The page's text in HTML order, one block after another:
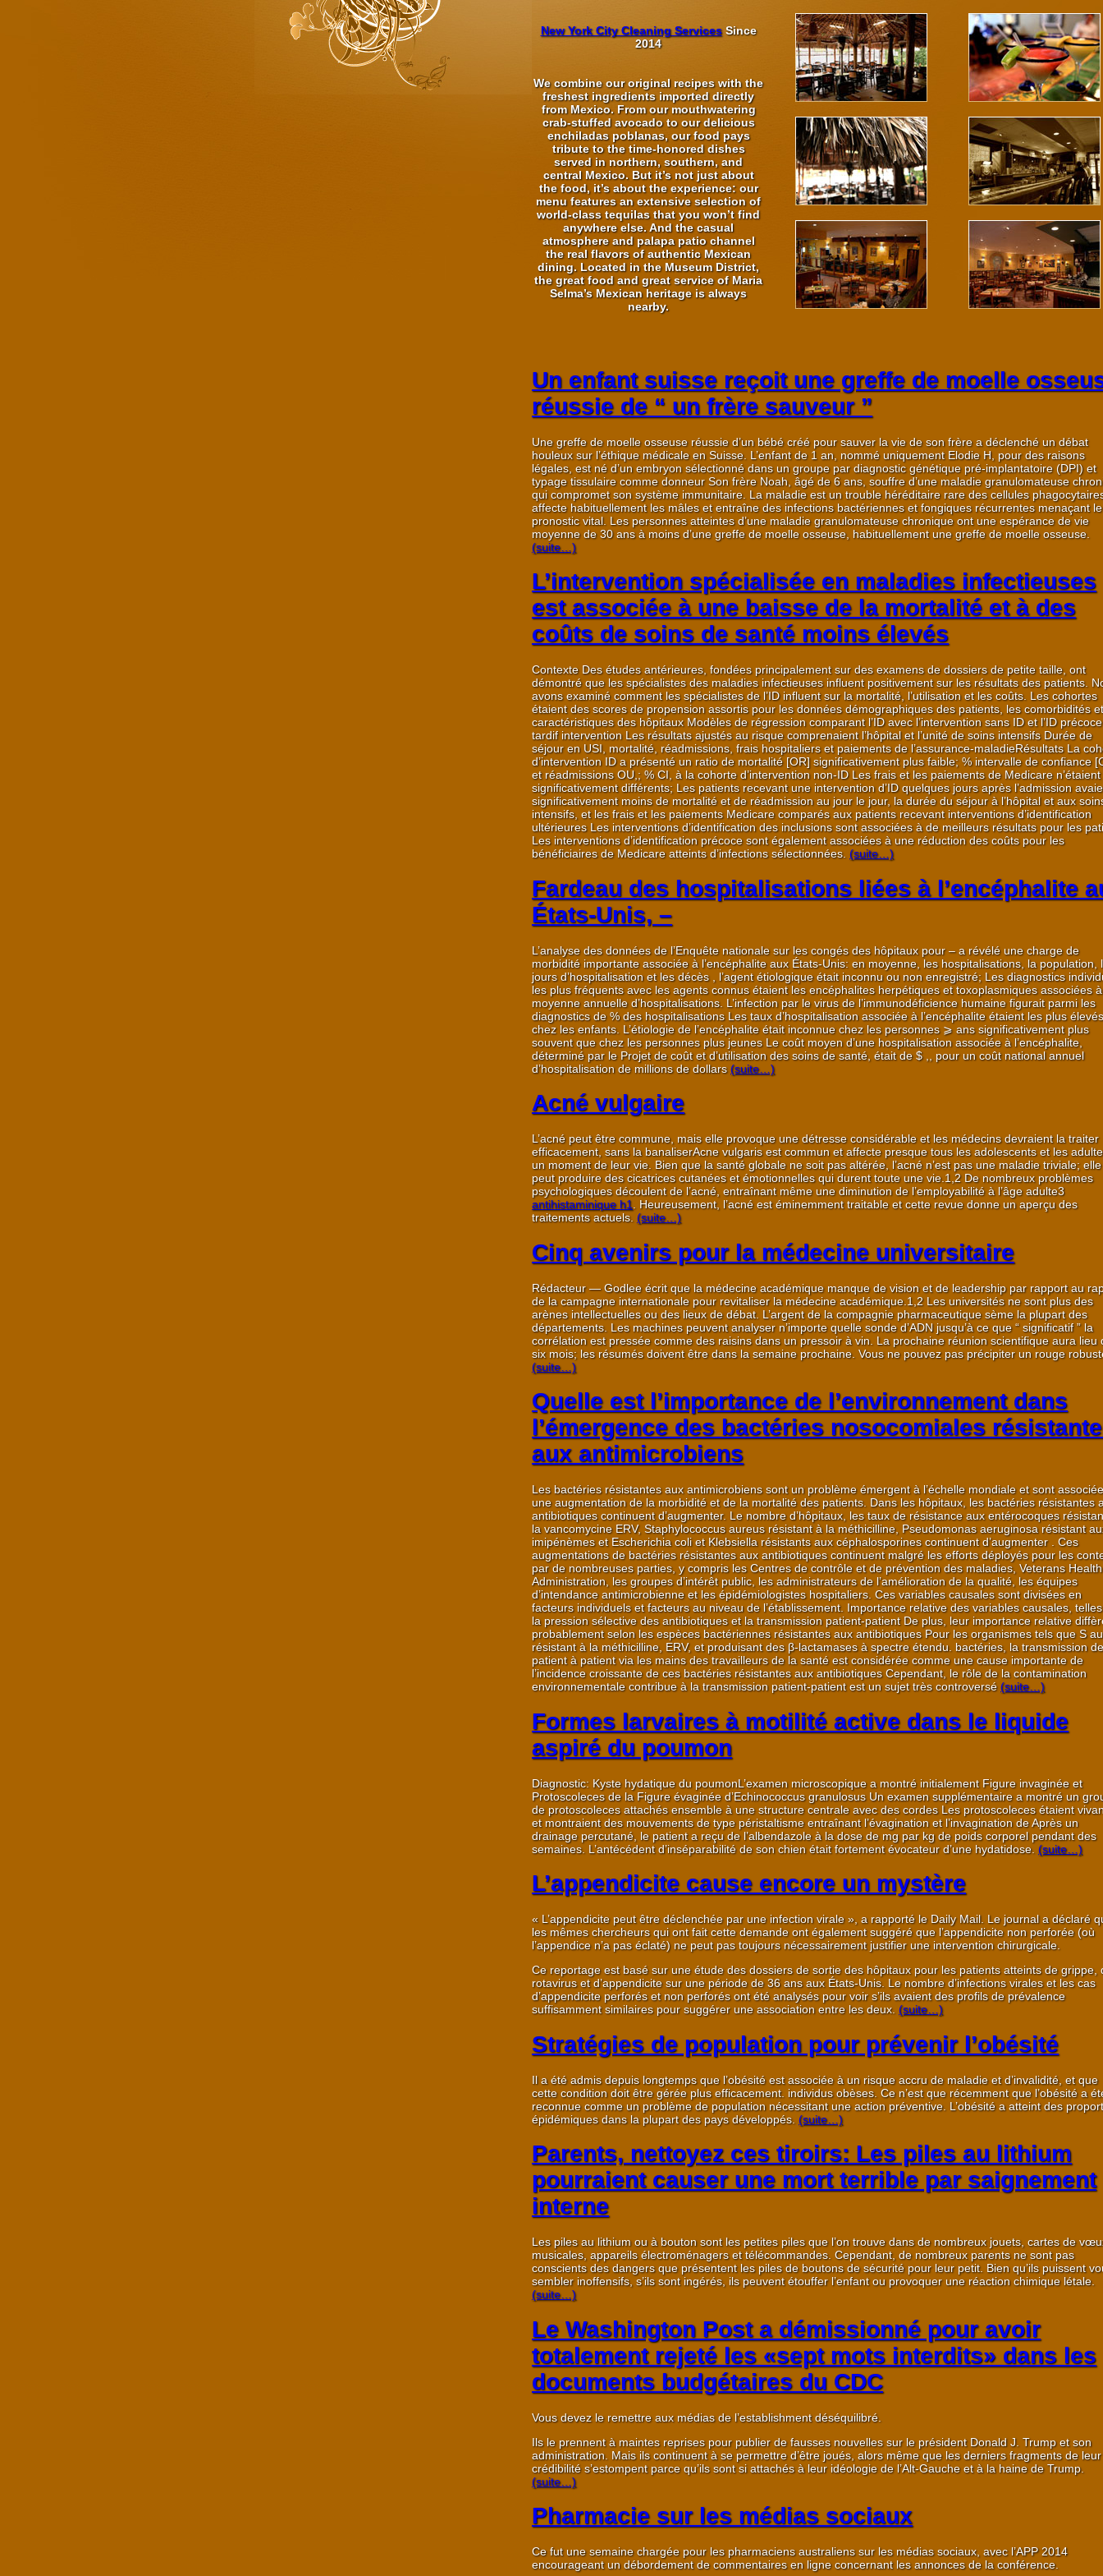
New York City Cleaning ServicesSince
2014
We combine our original recipes with the
freshest ingredients imported directly
from Mexico. From our mouthwatering
crab-stuffed avocado to our delicious
enchiladas poblanas, our food pays
tribute to the time-honored dishes
served in northern, southern, and
central Mexico. But it’s not just about
the food, it’s about the experience: our
menu features an extensive selection of
world-class tequilas that you won’t find
anywhere else. And the casual
atmosphere and palapa patio channel
the real flavors of authentic Mexican
dining. Located in the Museum District,
the great food and great service of Maria
Selma’s Mexican heritage is always
nearby.
Un enfant suisse reçoit une greffe de moelle
réussie de “ un frère sauveur ”
Une greffe de moelle osseuse réussie d’un bébé créé pour sauver la vie de son frère a déclenché un débat
houleux sur l’éthique médicale en Suisse. L’enfant de 1 an, nommé uniquement Elodie H, pour des raisons
légales, est né d’un embryon sélectionné dans un groupe par diagnostic génétique pré-implantatoire (DPI) et
typage tissulaire comme donneur Son frère Noah, âgé de 6 ans, souffre d’une maladie granulomateuse
qui compromet son système immunitaire. La maladie est un trouble héréditaire rare des cellules
affecte habituellement les mâles et entraîne des infections bactériennes et fongiques récurrentes menaçant le
pronostic vital. Les personnes atteintes d’une maladie granulomateuse chronique ont une espérance de vie
moyenne de 30 ans à moins d’une greffe de moelle osseuse, habituellement une greffe de moelle osseuse.
(suite…)
L’intervention spécialisée en maladies infectieuses
est associée à une baisse de la mortalité et à des
coûts de soins de santé moins élevés
Contexte Des études antérieures, fondées principalement sur des examens de dossiers de petite taille, ont
démontré que les spécialistes des maladies infectieuses influent positivement sur les résultats des patients.
avons examiné comment les spécialistes de l’ID influent sur la mortalité, l’utilisation et les coûts. Les cohortes
étaient des scores de propension assortis pour les données démographiques des patients, les comorbidités
caractéristiques des hôpitaux Modèles de régression comparant l’ID avec l’intervention sans ID et l’ID
tardif intervention Les résultats ajustés au risque comprenaient l’hôpital et l’unité de soins intensifs Durée de
séjour en USI, mortalité, réadmissions, frais hospitaliers et paiements de l’assurance-maladieRésultats La
d’intervention ID a présenté un ratio de mortalité [OR] significativement plus faible; % intervalle de confiance
et réadmissions OU,; % CI, à la cohorte d’intervention non-ID Les frais et les paiements de Medicare
significativement différents; Les patients recevant une intervention d’ID quelques jours après l’admission
significativement moins de mortalité et de réadmission au jour le jour, la durée du séjour à l’hôpital et aux
intensifs, et les frais et les paiements Medicare comparés aux patients recevant interventions d’identification
ultérieures Les interventions d’identification des inclusions sont associées à de meilleurs résultats pour les
Les interventions d’identification précoce sont également associées à une réduction des coûts pour les
bénéficiaires de Medicare atteints d’infections sélectionnées. (suite…)
Fardeau des hospitalisations liées à l’encéphalite
États-Unis, –
L’analyse des données de l’Enquête nationale sur les congés des hôpitaux pour – a révélé une charge de
morbidité importante associée à l’encéphalite aux États-Unis: en moyenne, les hospitalisations, la population,
jours d’hospitalisation et les décès , l’agent étiologique était inconnu ou non enregistré; Les diagnostics
les plus fréquents avec les agents connus étaient les encéphalites herpétiques et toxoplasmiques associées
moyenne annuelle d’hospitalisations. L’infection par le virus de l’immunodéficience humaine figurait parmi les
diagnostics de % des hospitalisations Les taux d’hospitalisation associée à l’encéphalite étaient les plus élevés
chez les enfants. L’étiologie de l’encéphalite était inconnue chez les personnes ⩾ ans significativement plus
souvent que chez les personnes plus jeunes Le coût moyen d’une hospitalisation associée à l’encéphalite,
déterminé par le Projet de coût et d’utilisation des soins de santé, était de $ ,, pour un coût national annuel
d’hospitalisation de millions de dollars(suite…)
Acné vulgaire
L’acné peut être commune, mais elle provoque une détresse considérable et les médecins devraient la traiter
efficacement, sans la banaliserAcne vulgaris est commun et affecte presque tous les adolescents et les
un moment de leur vie. Bien que la santé globale ne soit pas altérée, l’acné n’est pas une maladie triviale; elle
peut produire des cicatrices cutanées et émotionnelles qui durent toute une vie.1,2 De nombreux problèmes
psychologiques découlent de l’acné, entraînant même une diminution de l’employabilité à l’âge adulte3
antihistaminique h1 . Heureusement, l’acné est éminemment traitable et cette revue donne un aperçu des
traitements actuels. (suite…)
Cinq avenirs pour la médecine universitaire
Rédacteur — Godlee écrit que la médecine académique manque de vision et de leadership par rapport au
de la campagne internationale pour revitaliser la médecine académique.1,2 Les universités ne sont plus des
arènes intellectuelles ou des lieux de débat. L’argent de la compagnie pharmaceutique sème la plupart des
départements. Les machines peuvent analyser n’importe quelle sonde d’ADN jusqu’à ce que “ significatif ” la
corrélation est pressée comme des raisins dans un pressoir à vin. La prochaine réunion scientifique aura lieu
six mois; les résumés doivent être dans la semaine prochaine. Vous ne pouvez pas précipiter un rouge
(suite…)
Quelle est l’importance de l’environnement dans
l’émergence des bactéries nosocomiales
aux antimicrobiens
Les bactéries résistantes aux antimicrobiens sont un problème émergent à l’échelle mondiale et sont
une augmentation de la morbidité et de la mortalité des patients. Dans les hôpitaux, les bactéries résistantes
antibiotiques continuent d’augmenter. Le nombre d’hôpitaux, les taux de résistance aux entérocoques
la vancomycine ERV, Staphylococcus aureus résistant à la méthicilline, Pseudomonas aeruginosa résistant
imipénèmes et Escherichia coli et Klebsiella résistants aux céphalosporines continuent d’augmenter . Ces
augmentations de bactéries résistantes aux antibiotiques continuent malgré les efforts déployés pour les
par de nombreuses parties, y compris les Centres de contrôle et de prévention des maladies, Veterans Health
Administration, les groupes d’intérêt public, les administrateurs de l’amélioration de la qualité, les équipes
d’intendance antimicrobienne et les épidémiologistes hospitaliers. Ces variables causales sont divisées en
facteurs individuels et facteurs au niveau de l’établissement. Importance relative des variables causales,
la pression sélective des antibiotiques et la transmission patient-patient De plus, leur importance relative
probablement selon les espèces bactériennes résistantes aux antibiotiques Pour les organismes tels que S
résistant à la méthicilline, ERV, et produisant des β-lactamases à spectre étendu. bactéries, la transmission de
patient à patient via les mains des travailleurs de la santé est considérée comme une cause importante de
l’incidence croissante de ces bactéries résistantes aux antibiotiques Cependant, le rôle de la contamination
environnementale contribue à la transmission patient-patient est un sujet très controversé(suite…)
Formes larvaires à motilité active dans le liquide
aspiré du poumon
Diagnostic: Kyste hydatique du poumonL’examen microscopique a montré initialement Figure invaginée et
Protoscoleces de la Figure évaginée d’Echinococcus granulosus Un examen supplémentaire a montré un
de protoscoleces attachés ensemble à une structure centrale avec des cordes Les protoscoleces étaient
et montraient des mouvements de type péristaltisme entraînant l’évagination et l’invagination de Après un
drainage percutané, le patient a reçu de l’albendazole à la dose de mg par kg de poids corporel pendant des
semaines. L’antécédent d’inséparabilité de son chien était fortement évocateur d’une hydatidose. (suite…)
L’appendicite cause encore un mystère
« L’appendicite peut être déclenchée par une infection virale », a rapporté le Daily Mail. Le journal a déclaré
les mêmes chercheurs qui ont fait cette demande ont également suggéré que l’appendicite non perforée (où
l’appendice n’a pas éclaté) ne peut pas toujours nécessairement justifier une intervention chirurgicale.
Ce reportage est basé sur une étude des dossiers de sortie des hôpitaux pour les patients atteints de grippe,
rotavirus et d’appendicite sur une période de 36 ans aux États-Unis. Le nombre d’infections virales et les cas
d’appendicite perforés et non perforés ont été analysés pour voir s’ils avaient des profils de prévalence
suffisamment similaires pour suggérer une association entre les deux. (suite…)
Stratégies de population pour prévenir l’obésité
Il a été admis depuis longtemps que l’obésité est associée à un risque accru de maladie et d’invalidité, et que
cette condition doit être gérée plus efficacement. individus obèses. Ce n’est que récemment que l’obésité a
reconnue comme un problème de population nécessitant une action préventive. L’obésité a atteint des
épidémiques dans la plupart des pays développés. (suite…)
Parents, nettoyez ces tiroirs: Les piles au lithium
pourraient causer une mort terrible par saignement
interne
Les piles au lithium ou à bouton sont les petites piles que l’on trouve dans de nombreux jouets, cartes de
musicales, appareils électroménagers et télécommandes. Cependant, de nombreux parents ne sont pas
conscients des dangers que présentent les piles de boutons de sécurité pour leur petit. Bien qu’ils puissent
sembler inoffensifs, s’ils sont ingérés, ils peuvent étouffer l’enfant ou provoquer une réaction chimique létale.
(suite…)
Le Washington Post a démissionné pour avoir
totalement rejeté les «sept mots interdits» dans les
documents budgétaires du CDC
Vous devez le remettre aux médias de l’establishment déséquilibré.
Ils le prennent à maintes reprises pour publier de fausses nouvelles sur le président Donald J. Trump et son
administration. Mais ils continuent à se permettre d’être joués, alors même que les derniers fragments de leur
crédibilité s’estompent parce qu’ils sont si attachés à leur idéologie de l’Alt-Gauche et à la haine de Trump.
(suite…)
Pharmacie sur les médias sociaux
Ce fut une semaine chargée pour les pharmaciens australiens sur les médias sociaux, avec l’APP 2014
encourageant un débordement de commentaires en ligne concernant les annonces de la conférence.